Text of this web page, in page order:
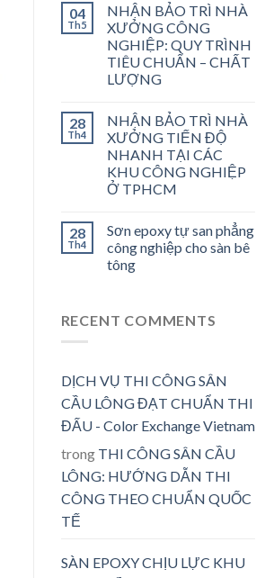
04
Th5
NHẬN BẢO TRÌ NHÀ
XƯỞNG CÔNG
NGHIỆP: QUY TRÌNH
TIÊU CHUẨN – CHẤT
LƯỢNG
28
Th4
NHẬN BẢO TRÌ NHÀ
XƯỞNG TIẾN ĐỘ
NHANH TẠI CÁC
KHU CÔNG NGHIỆP
Ở TPHCM
28
Th4
Sơn epoxy tự san phẳng
công nghiệp cho sàn bê
tông
RECENT COMMENTS
DỊCH VỤ THI CÔNG SÂN
CẦU LÔNG ĐẠT CHUẨN THI
ĐẤU - Color Exchange Vietnam
trong THI CÔNG SÂN CẦU
LÔNG: HƯỚNG DẪN THI
CÔNG THEO CHUẨN QUỐC
TẾ
SÀN EPOXY CHỊU LỰC KHU